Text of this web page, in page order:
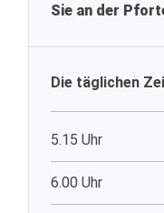
Sie an der
Die täglichen
5.15 Uhr
6.00 Uhr